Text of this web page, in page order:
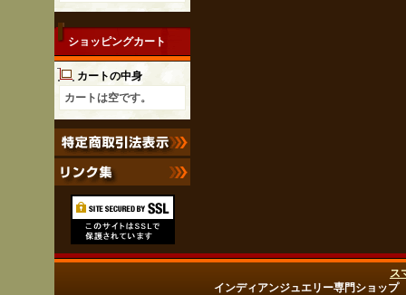
ショッピングカート
カートの中身
カートは空です。
ス
インディアンジュエリー専門ショップ